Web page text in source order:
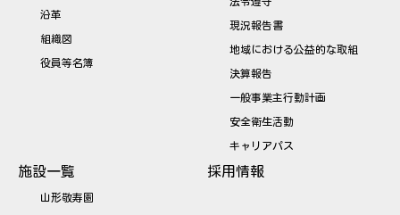
沿革
組織図
役員等名簿
現況報告書
地域における公益的な取組
決算報告
一般事業主行動計画
安全衛生活動
キャリアパス
施設一覧
山形敬寿園
採用情報